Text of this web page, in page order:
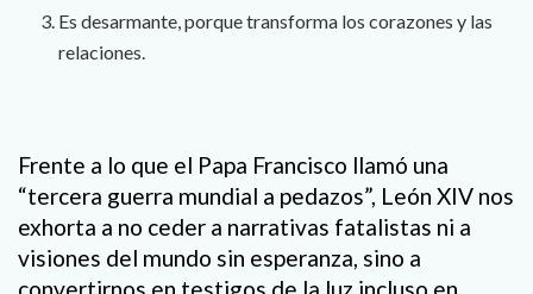
Es desarmante, porque transforma los corazones y las
relaciones.
Frente a lo que el Papa Francisco llamó una
“tercera guerra mundial a pedazos”, León XIV nos
exhorta a no ceder a narrativas fatalistas ni a
visiones del mundo sin esperanza, sino a